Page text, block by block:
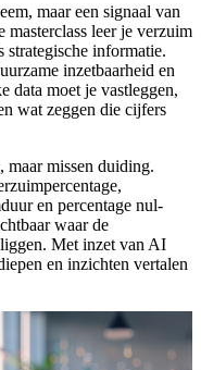
maar een signaal van
leer je verzuim
strategische informatie.
inzetbaarheid en
data moet je vastleggen,
wat zeggen die cijfers
maar missen duiding.
en percentage nul-
waar de
Met inzet van AI
en inzichten vertalen